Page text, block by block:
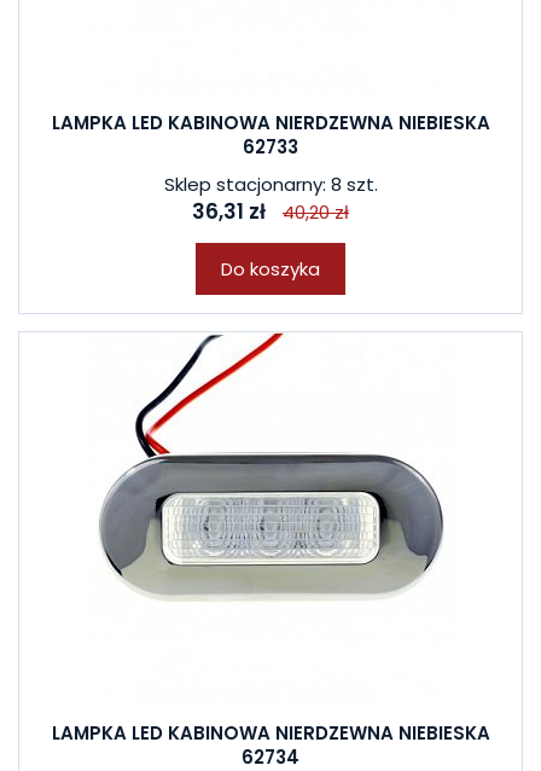
LAMPKA LED KABINOWA NIERDZEWNA NIEBIESKA
62733
Sklep stacjonarny: 8 szt.
36,31 zł 40,20 zł
Do koszyka
LAMPKA LED KABINOWA NIERDZEWNA NIEBIESKA
62734